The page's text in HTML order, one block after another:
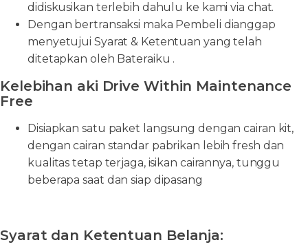
didiskusikan terlebih dahulu ke kami via chat.
Dengan bertransaksi maka Pembeli dianggap
menyetujui Syarat & Ketentuan yang telah
ditetapkan oleh Bateraiku .
Kelebihan aki Drive Within Maintenance
Free
Disiapkan satu paket langsung dengan cairan kit,
dengan cairan standar pabrikan lebih fresh dan
kualitas tetap terjaga, isikan cairannya, tunggu
beberapa saat dan siap dipasang
Syarat dan Ketentuan Belanja: